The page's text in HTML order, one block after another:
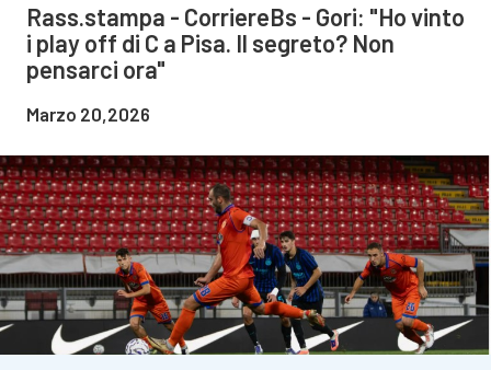
Rass.stampa - CorriereBs - Gori: "Ho vinto
i play off di C a Pisa. Il segreto? Non
pensarci ora"
Marzo 20,2026